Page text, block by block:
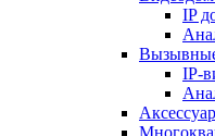
IP
IP-